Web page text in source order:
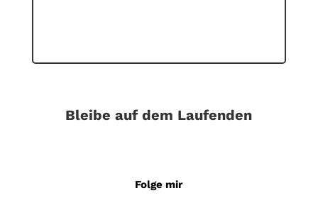
Bleibe auf dem Laufenden
Folge mir